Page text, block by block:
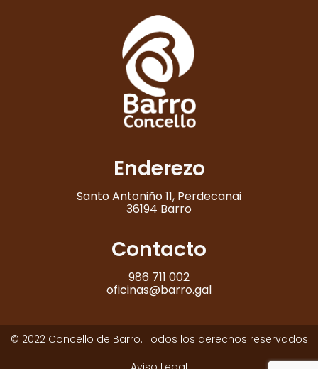
Enderezo
Santo Antoniño 11, Perdecanai
36194 Barro
Contacto
986 711 002
oficinas@barro.gal
© 2022 Concello de Barro. Todos los derechos reservados